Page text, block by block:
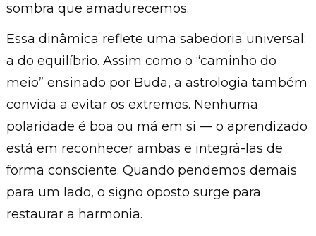
sombra que amadurecemos.
Essa dinâmica reflete uma sabedoria universal:
a do equilíbrio. Assim como o “caminho do
meio” ensinado por Buda, a astrologia também
convida a evitar os extremos. Nenhuma
polaridade é boa ou má em si — o aprendizado
está em reconhecer ambas e integrá-las de
forma consciente. Quando pendemos demais
para um lado, o signo oposto surge para
restaurar a harmonia.